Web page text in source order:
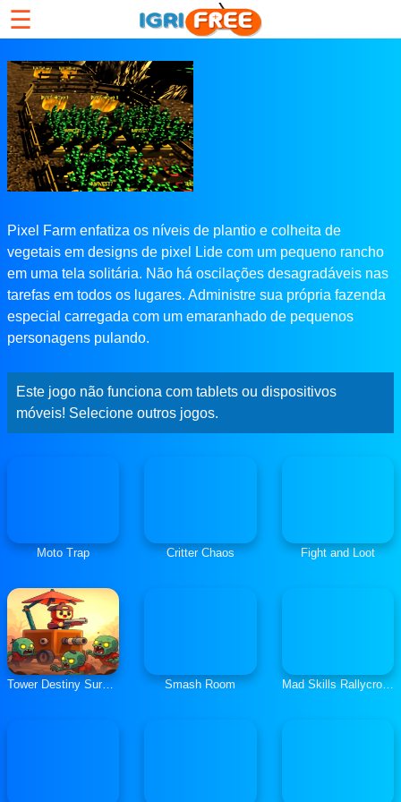
☰
Pixel Farm enfatiza os níveis de plantio e colheita de
vegetais em designs de pixel Lide com um pequeno rancho
em uma tela solitária. Não há oscilações desagradáveis ​​nas
tarefas em todos os lugares. Administre sua própria fazenda
especial carregada com um emaranhado de pequenos
personagens pulando.
Este jogo não funciona com tablets ou dispositivos
móveis! Selecione outros jogos.
Moto Trap Critter Chaos Fight and Loot
Tower Destiny Survive Smash Room Mad Skills Rallycross